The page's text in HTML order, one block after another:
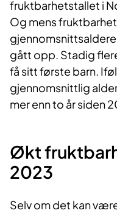
fruktbarhetstallet i
Og mens
gått opp. Stadig
få sitt første barn.
gjennomsnittlig
mer enn to år siden
Økt
2023
Selv om det kan